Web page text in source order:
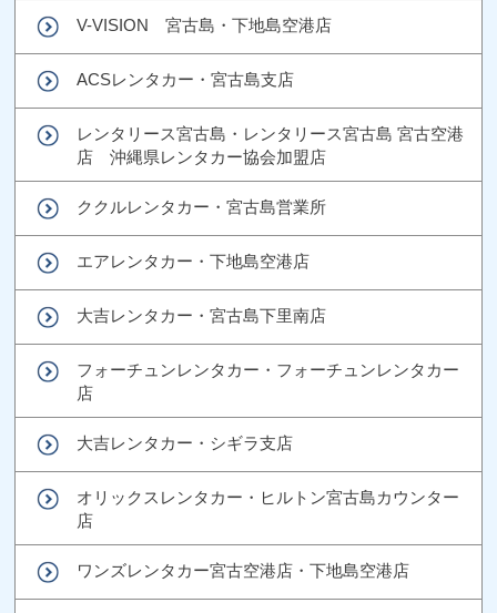
V-VISION 宮古島・下地島空港店
ACSレンタカー・宮古島支店
レンタリース宮古島・レンタリース宮古島 宮古空港
店 沖縄県レンタカー協会加盟店
ククルレンタカー・宮古島営業所
エアレンタカー・下地島空港店
大吉レンタカー・宮古島下里南店
フォーチュンレンタカー・フォーチュンレンタカー
店
大吉レンタカー・シギラ支店
オリックスレンタカー・ヒルトン宮古島カウンター
店
ワンズレンタカー宮古空港店・下地島空港店